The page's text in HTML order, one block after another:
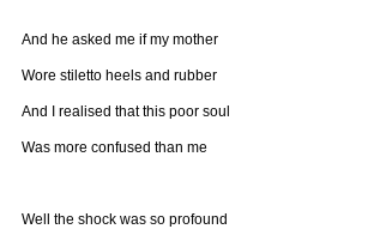
And he asked me if my mother
Wore stiletto heels and rubber
And I realised that this poor soul
Was more confused than me
Well the shock was so profound